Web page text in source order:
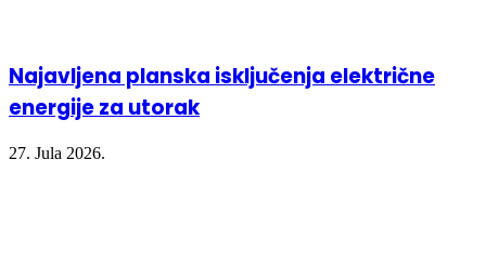
Najavljena planska isključenja električne
energije za utorak
27. Jula 2026.